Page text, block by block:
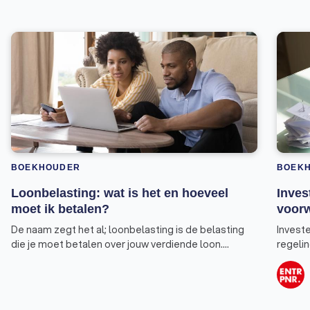
BOEKHOUDER
Loonbelasting: wat is het en hoeveel
moet ik betalen?
De naam zegt het al; loonbelasting is de belasting
die je moet betalen over jouw verdiende loon.
kunt
deel